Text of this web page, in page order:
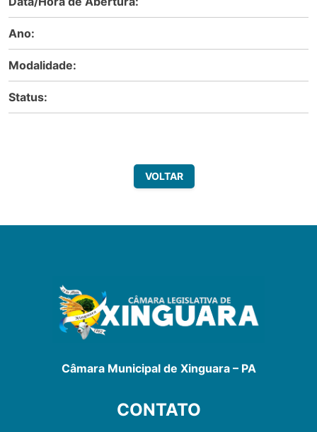
Ano:
Modalidade:
Status:
VOLTAR
Câmara Municipal de Xinguara – PA
CONTATO